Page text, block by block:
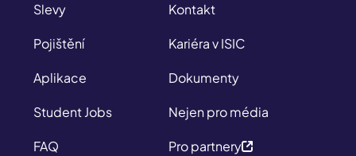
Slevy
Pojištění
Aplikace
Student Jobs
FAQ
Kontakt
Kariéra v ISIC
Dokumenty
Nejen pro média
Pro partnery